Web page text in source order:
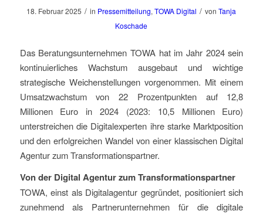
18. Februar 2025 / in Pressemitteilung,TOWA Digital / vonTanja
Koschade
Das Beratungsunternehmen TOWA hat im Jahr 2024 sein
kontinuierliches Wachstum ausgebaut und wichtige
strategische Weichenstellungen vorgenommen. Mit einem
Umsatzwachstum von 22 Prozentpunkten auf 12,8
Millionen Euro in 2024 (2023: 10,5 Millionen Euro)
unterstreichen die Digitalexperten ihre starke Marktposition
und den erfolgreichen Wandel von einer klassischen Digital
Agentur zum Transformationspartner.
Von der Digital Agentur zum Transformationspartner
TOWA, einst als Digitalagentur gegründet, positioniert sich
zunehmend als Partnerunternehmen für die digitale